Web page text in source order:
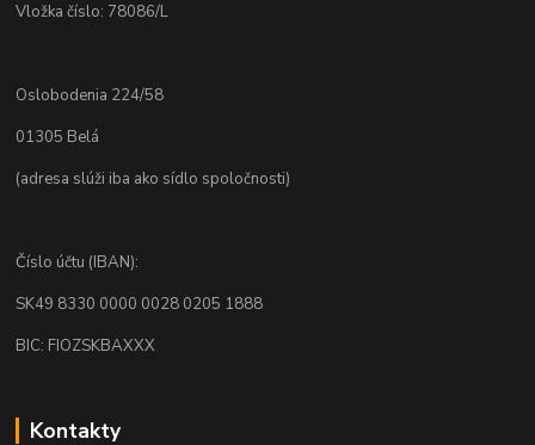
Vložka číslo: 78086/L
Oslobodenia 224/58
01305 Belá
(adresa slúži iba ako sídlo spoločnosti)
Číslo účtu (IBAN):
SK49 8330 0000 0028 0205 1888
BIC: FIOZSKBAXXX
Kontakty